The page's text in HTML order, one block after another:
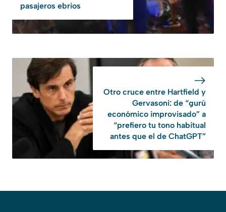
pasajeros ebrios
Otro cruce entre Hartfield y
Gervasoni: de “gurú
económico improvisado” a
“prefiero tu tono habitual
antes que el de ChatGPT”